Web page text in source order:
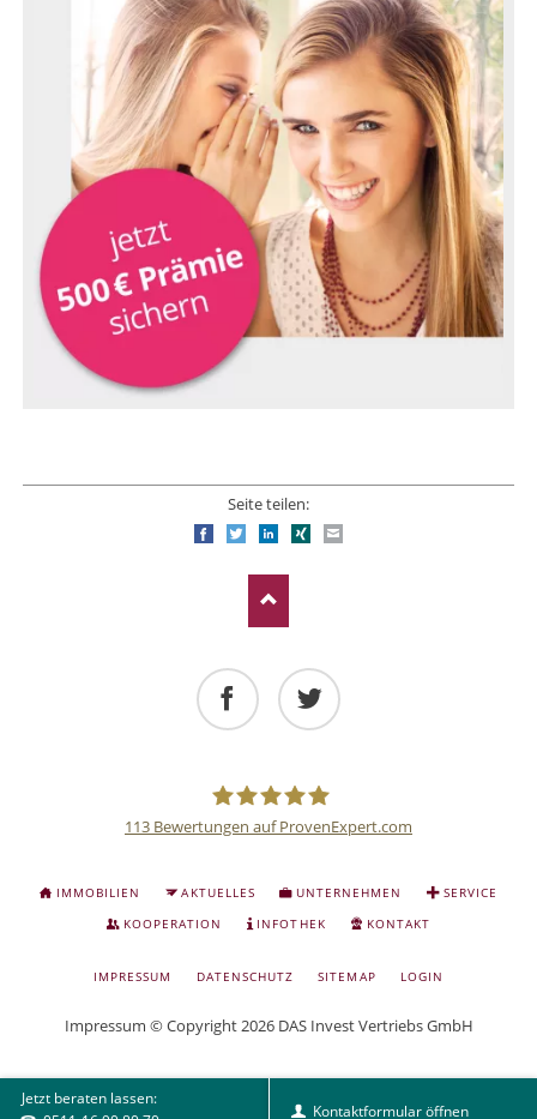
Jetzt beraten lassen:
Kontaktformular öffnen
Seite teilen:
FacebookTwitterLinkedIn
Xing
Anlage
und
Investitionen
113 Bewertungen auf ProvenExpert.com
NAVIGATION
ÜBERSPRINGEN
IMMOBILIEN AKTUELLES UNTERNEHMEN
SERVICE
KOOPERATION
INFOTHEK KONTAKT
NAVIGATION
IMPRESSUM DATENSCHUTZ SITEMAP LOGIN
Impressum © Copyright 2026 DAS Invest Vertriebs GmbH